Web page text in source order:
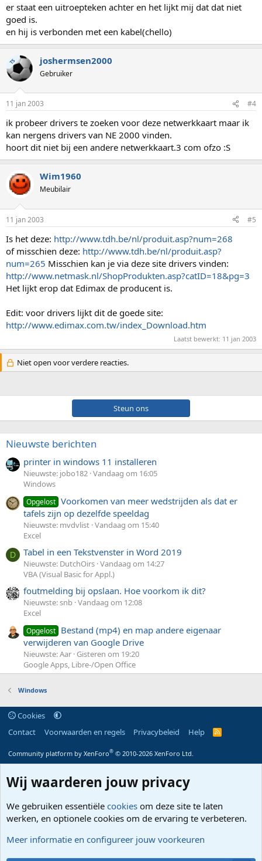
er staat een uitroepteken achter en het lijkt mij dat dat niet
goed is.
en hij is verbonden met een kabel(chello)
TS joshermsen2000
Gebruiker
11 jan 2003 #4
ik probeer drivers te zoeken voor deze netwerkkaart maar ik
kan nergens drivers van NE 2000 vinden.
hoort dit niet bij een andere netwerkkaart.3 com ofzo :S
Wim1960
Meubilair
11 jan 2003 #5
Is het deze: http://www.tdh.be/nl/produit.asp?num=268
of misschien deze: http://www.tdh.be/nl/produit.asp?
num=265 Misschien kan je via deze site drivers vinden:
http://www.netmask.nl/ShopProdukten.asp?catID=18&pg=3
Het lijkt erop dat Edimax de producent is.
Edit: voor drivers lijkt dit de goede site:
http://www.edimax.com.tw/index_Download.htm
Laatst bewerkt: 11 jan 2003
Niet open voor verdere reacties.
Steun ons
Nieuwste berichten
printer in windows 11 installeren
Nieuwste: jobo182 Vandaag om 16:05
Windows
Opgelost Voorkomen van meer wedstrijden als dat er
tafels zijn op dezelfde speeldag
Nieuwste: mvdvlist Vandaag om 15:40
Excel
D Tabel in een Tekstvenster in Word 2019
Nieuwste: DutchOirs Vandaag om 14:27
VBA (Visual Basic for Appl.)
foutmelding bij opslaan. Hoe voorkom ik dit?
Nieuwste: snb Vandaag om 12:08
Excel
Opgelost Bestand (mp4) en map andere eigenaar
verwijderen van Google Drive
Nieuwste: Aar Gisteren om 19:20
Google Apps, Libre-/Open Office
Windows
Cookies
Contact
Voorwaarden en regels Privacybeleid Help
R
S
Community platform by XenForo® © 2010-2026 XenForo Ltd.
Wij waarderen jouw privacy
We gebruiken essentiële cookies om deze site te laten
werken, en optionele cookies om de ervaring te verbeteren.
Meer informatie en configureer jouw voorkeuren